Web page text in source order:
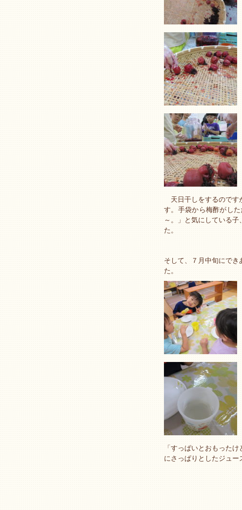
天日干しをするのです
す。手袋から梅酢がし
～。」と気にしている
た。
そして、７月中旬にで
た。
「すっぱいとおもった
にさっぱりとしたジュー